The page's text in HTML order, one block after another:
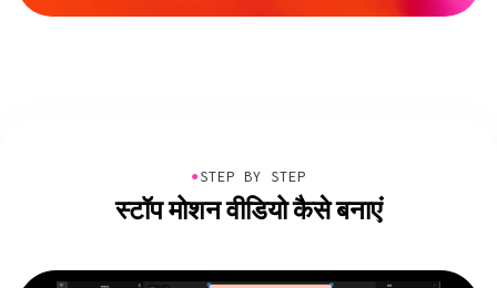
●STEP BY STEP
स्टॉप मोशन वीडियो कैसे बनाएं